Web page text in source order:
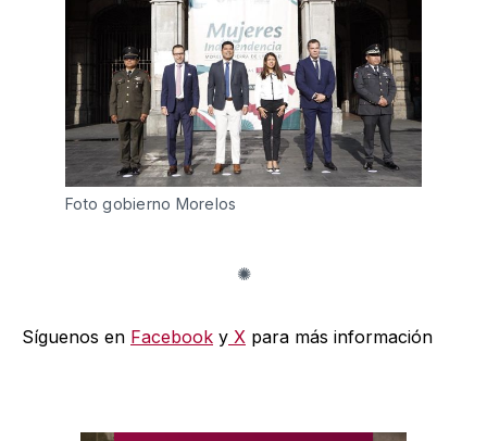
Foto gobierno Morelos
Síguenos en Facebook y X para más información